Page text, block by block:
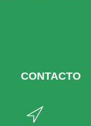
CONTACTO